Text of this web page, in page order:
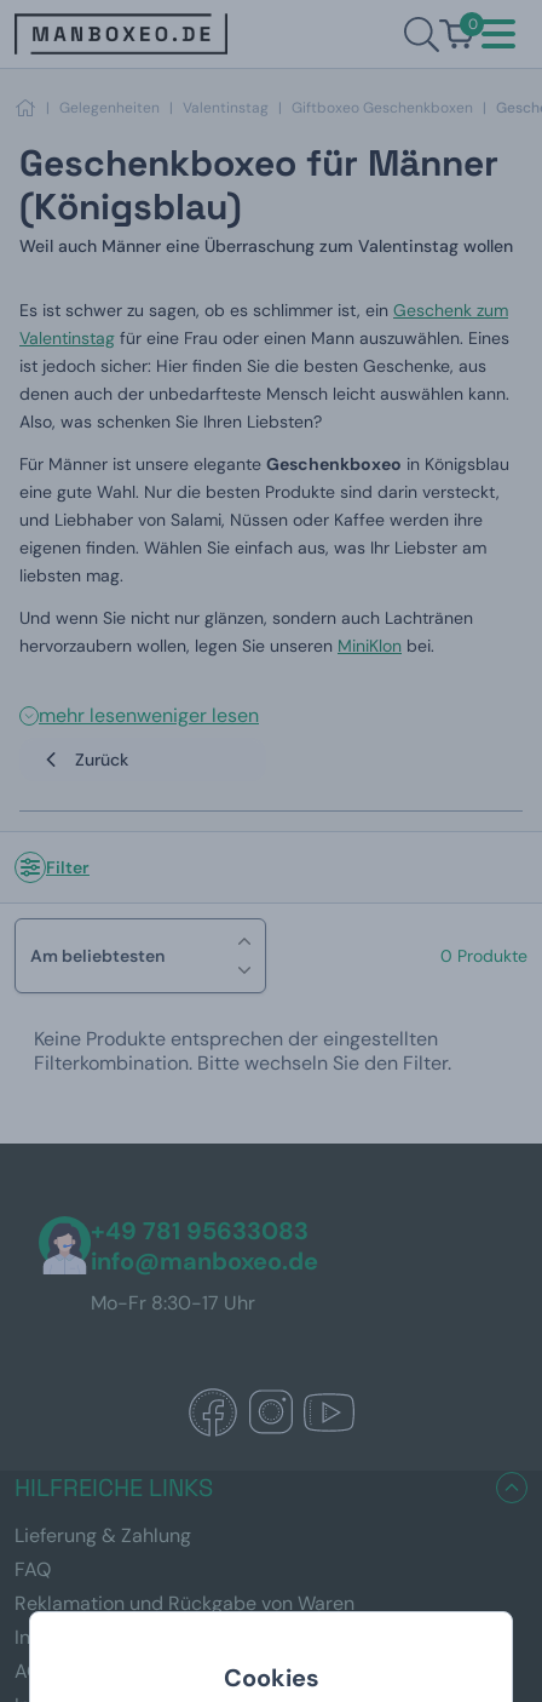
Cookies
0
| Gelegenheiten | Valentinstag | Giftboxeo Geschenkboxen |
Geschenkboxeo für Männer
(Königsblau)
Weil auch Männer eine Überraschung zum Valentinstag wollen
Es ist schwer zu sagen, ob es schlimmer ist, ein Geschenk zum
Valentinstag für eine Frau oder einen Mann auszuwählen. Eines
ist jedoch sicher: Hier finden Sie die besten Geschenke, aus
denen auch der unbedarfteste Mensch leicht auswählen kann.
Also, was schenken Sie Ihren Liebsten?
Für Männer ist unsere elegante Geschenkboxeo in Königsblau
eine gute Wahl. Nur die besten Produkte sind darin versteckt,
und Liebhaber von Salami, Nüssen oder Kaffee werden ihre
eigenen finden. Wählen Sie einfach aus, was Ihr Liebster am
liebsten mag.
Und wenn Sie nicht nur glänzen, sondern auch Lachtränen
hervorzaubern wollen, legen Sie unseren MiniKlon bei.
mehr lesenweniger lesen
Zurück
Filter
Am beliebtesten 0 Produkte
Keine Produkte entsprechen der eingestellten
Filterkombination. Bitte wechseln Sie den Filter.
+49 781 95633083
info@manboxeo.de
Mo-Fr 8:30-17 Uhr
HILFREICHE LINKS
Lieferung & Zahlung
FAQ
Reklamation und Rückgabe von Waren
Informationen zu den Geschenken
AGB